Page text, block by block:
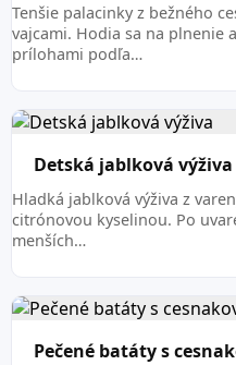
Tenšie palacinky z bežného
vajcami. Hodia sa na plnenie
prílohami podľa…
Detská jablková výživa
Hladká jablková výživa z
citrónovou kyselinou. Po
menších…
Pečené batáty s